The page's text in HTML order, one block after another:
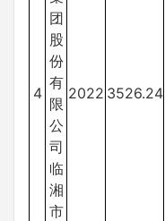
4
团
股
份
有
限
公
司
临
湘
市
2022 3526.24